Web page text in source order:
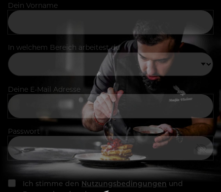
Dein Vorname
In welchem Bereich arbeitest du
Deine E-Mail Adresse
Passwort
Ich stimme den Nutzungsbedingungen und